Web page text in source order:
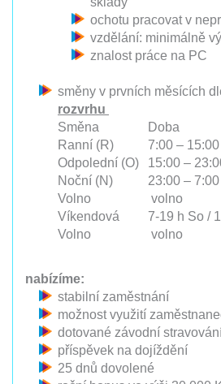
ochotu pracovat v
vzdělání: minimálně
znalost práce na PC
směny v prvních měsících
rozvrhu
Směna
Doba
Ranní (R)
7:00 – 15:00
Odpolední (O)
15:00 –
Noční (N)
23:00 – 7:00
Volno
volno
Víkendová
7-19 h So /
Volno
volno
nabízíme:
stabilní zaměstnání
možnost využití
dotované závodní
příspěvek na dojíždění
25 dnů dovolené